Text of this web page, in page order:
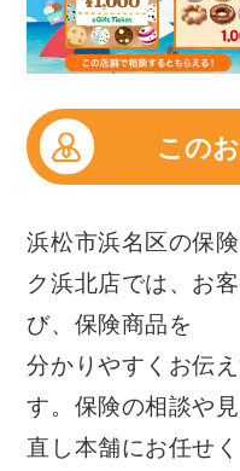
浜松市浜名区の保
ク浜北店では、お
び、保険商品を
分かりやすくお伝
す。保険の相談や
直し本舗にお任せく
この